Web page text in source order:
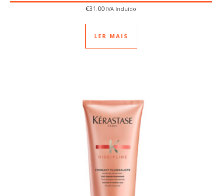
€31.00 IVA Incluído
LER MAIS